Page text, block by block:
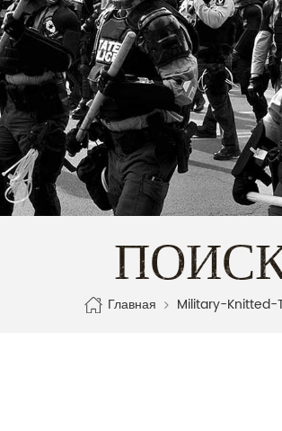
Главная Military-Knitted-